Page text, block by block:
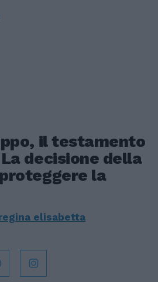
il testamento
decisione della
la
elisabetta